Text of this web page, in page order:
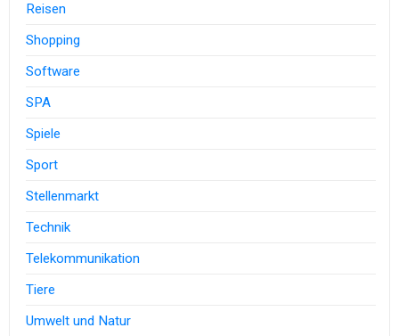
Reisen
Shopping
Software
SPA
Spiele
Sport
Stellenmarkt
Technik
Telekommunikation
Tiere
Umwelt und Natur